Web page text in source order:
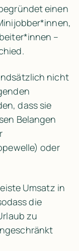
einen
–
nicht
dass sie
Belangen
oder
Umsatz in
die
zu